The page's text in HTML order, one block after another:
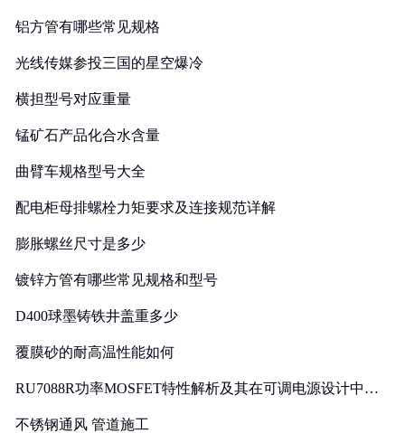
铝方管有哪些常见规格
光线传媒参投三国的星空爆冷
横担型号对应重量
锰矿石产品化合水含量
曲臂车规格型号大全
配电柜母排螺栓力矩要求及连接规范详解
膨胀螺丝尺寸是多少
镀锌方管有哪些常见规格和型号
D400球墨铸铁井盖重多少
覆膜砂的耐高温性能如何
RU7088R功率MOSFET特性解析及其在可调电源设计中的
不锈钢通风 管道施工